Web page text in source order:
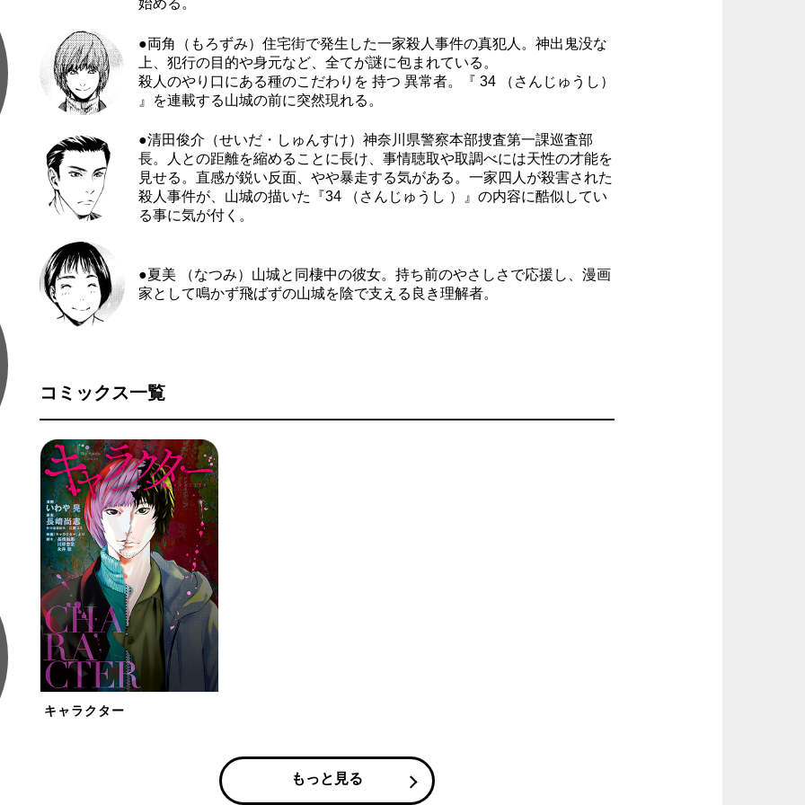
始める。
●両角（もろずみ） 住宅街で発生した一家殺人事件の真犯人。神出鬼没な
上、犯行の目的や身元など、全てが謎に包まれている。
殺人のやり口にある種のこだわりを 持つ 異常者。『 34 （さんじゅうし）
』を連載する山城の前に突然現れる。
●清田俊介（せいだ・しゅんすけ） 神奈川県警察本部捜査第一課巡査部
長。人との距離を縮めることに長け、事情聴取や取調べには天性の才能を
見せる。直感が鋭い反面、やや暴走する気がある。一家四人が殺害された
殺人事件が、山城の描いた『34 （さんじゅうし ）』の内容に酷似してい
る事に気が付く。
●夏美 （なつみ） 山城と同棲中の彼女。持ち前のやさしさで応援し、漫画
家として鳴かず飛ばずの山城を陰で支える良き理解者。
コミックス一覧
キャラクター
もっと見る